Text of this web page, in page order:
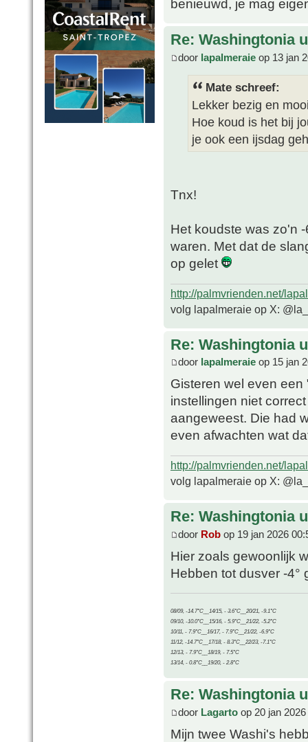
benieuwd, je mag
Re: Washingtonia
door lapalmeraie op 13 jan
Mate schreef:
Lekker bezig en
Hoe koud is het bij
je ook een ijsdag
Tnx!
Het koudste was zo'n
waren. Met dat de
op gelet
http://palmvrienden.net/
volg lapalmeraie op X:
Re: Washingtonia
door lapalmeraie op 15 jan
Gisteren wel even
instellingen niet
aangeweest. Die had
even afwachten wat
http://palmvrienden.net/
volg lapalmeraie op X:
Re: Washingtonia
door Rob op 19 jan 2026
Hier zoals gewoonlijk
Hebben tot dusver -4°
08/09, -14.7°C__14/15, - 3.6°C__20/21, -9.1°C
09/10, -10.0°C__15/16, - 5.9°C__21/22, -5.2°C
10/11, - 7.9°C__16/17, - 7.9°C__21/22, -6.9°C
11/12, -14.7°C__17/18, - 8.3°C__22/23, -7.1°C
12/13, - 7.9°C__18/19, - 7.5°C
13/14, - 0.8°C__19/20, - 2.8°C
Re: Washingtonia
door Lagarto op 20 jan 2026
Mijn twee Washi's